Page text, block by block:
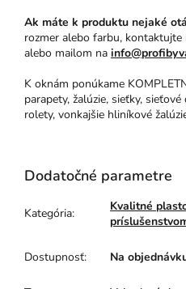
Ak máte k produktu nejaké
rozmer alebo farbu, kontaktujte
alebo mailom na
K oknám ponúkame
parapety, žalúzie, sieťky,
rolety, vonkajšie hliníkové
Dodatočné parametre
Kategória:
Kvalitné
Dostupnosť: Na